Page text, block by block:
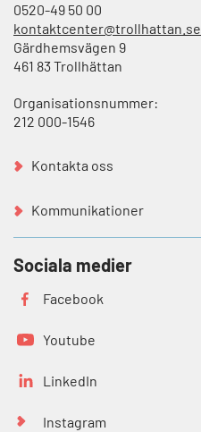
0520-49 50 00
kontaktcenter@trollhattan.se
Gärdhemsvägen 9
461 83 Trollhättan
Organisationsnummer:
212 000-1546
Kontakta oss
Kommunikationer
Sociala medier
Facebook
Youtube
LinkedIn
Instagram